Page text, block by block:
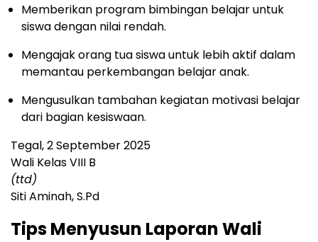
Memberikan program bimbingan belajar untuk
siswa dengan nilai rendah.
Mengajak orang tua siswa untuk lebih aktif dalam
memantau perkembangan belajar anak.
Mengusulkan tambahan kegiatan motivasi belajar
dari bagian kesiswaan.
Tegal, 2 September 2025
Wali Kelas VIII B
(ttd)
Siti Aminah, S.Pd
Tips Menyusun Laporan Wali